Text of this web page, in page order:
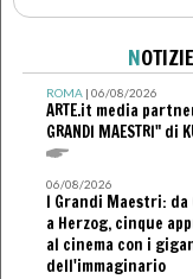
NOTIZIE
ROMA| 06/08/2026
ARTE.it media
GRANDI MAESTRI" di
06/08/2026
I Grandi Maestri: da
a Herzog, cinque
al cinema con i
dell'immaginario